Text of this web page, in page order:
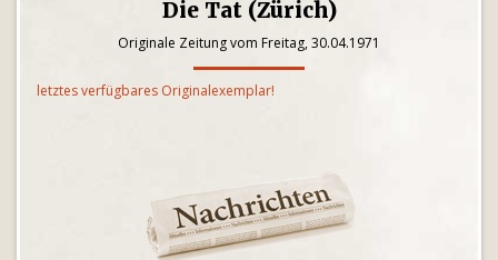
Die Tat (Zürich)
Originale Zeitung vom Freitag, 30.04.1971
letztes verfügbares Originalexemplar!